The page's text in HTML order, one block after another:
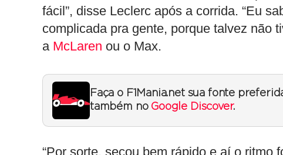
fácil”, disse Leclerc após a corrida. “Eu
complicada pra gente, porque talvez não
a McLaren ou o Max.
Faça o F1Mania.net sua fonte
também no Google Discover.
“Por sorte, secou bem rápido e aí o ritmo